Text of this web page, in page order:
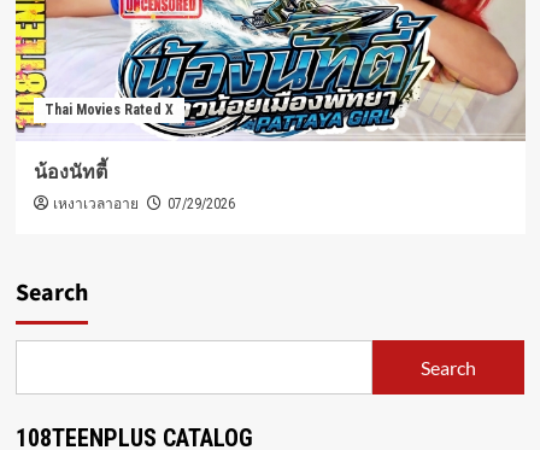
Thai Movies Rated X
น้องนัทตี้
เหงาเวลาอาย 07/29/2026
Search
Search
108TEENPLUS CATALOG